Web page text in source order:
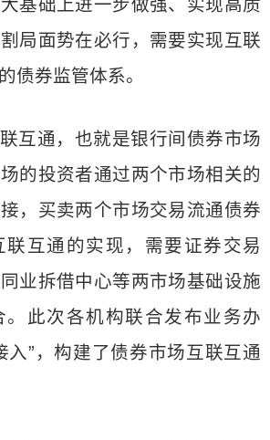
基础上进一步做强、实现高质
局面势在必行，需要实现互联
债券监管体系。
互通，也就是银行间债券市场
的投资者通过两个市场相关的
，买卖两个市场交易流通债券
联互通的实现，需要证券交易
业拆借中心等两市场基础设施
。此次各机构联合发布业务办
入”，构建了债券市场互联互通